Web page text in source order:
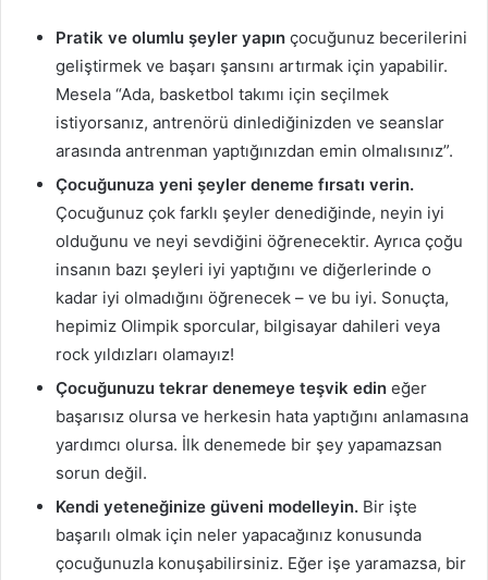
Pratik ve olumlu şeyler yapın çocuğunuz becerilerini
geliştirmek ve başarı şansını artırmak için yapabilir.
Mesela “Ada, basketbol takımı için seçilmek
istiyorsanız, antrenörü dinlediğinizden ve seanslar
arasında antrenman yaptığınızdan emin olmalısınız”.
Çocuğunuza yeni şeyler deneme fırsatı verin.
Çocuğunuz çok farklı şeyler denediğinde, neyin iyi
olduğunu ve neyi sevdiğini öğrenecektir. Ayrıca çoğu
insanın bazı şeyleri iyi yaptığını ve diğerlerinde o
kadar iyi olmadığını öğrenecek – ve bu iyi. Sonuçta,
hepimiz Olimpik sporcular, bilgisayar dahileri veya
rock yıldızları olamayız!
Çocuğunuzu tekrar denemeye teşvik edin eğer
başarısız olursa ve herkesin hata yaptığını anlamasına
yardımcı olursa. İlk denemede bir şey yapamazsan
sorun değil.
Kendi yeteneğinize güveni modelleyin. Bir işte
başarılı olmak için neler yapacağınız konusunda
çocuğunuzla konuşabilirsiniz. Eğer işe yaramazsa, bir